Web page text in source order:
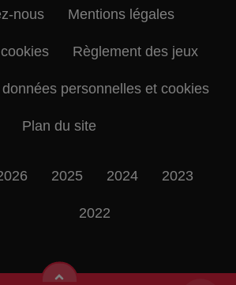
nous Mentions légales
Règlement des jeux
personnelles et cookies
Plan du site
2025 2024 2023
2022